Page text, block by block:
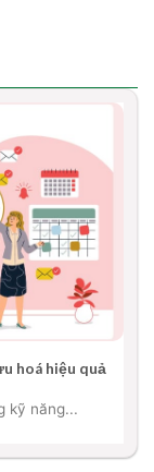
hoá hiệu quả
kỹ năng...